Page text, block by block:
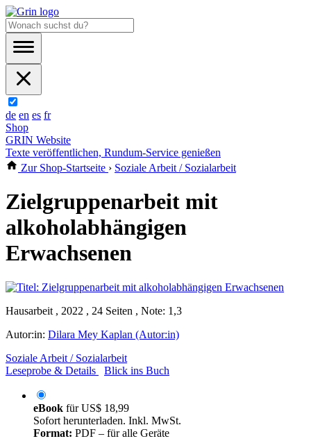
de en es fr
Shop
GRIN Website
Texte veröffentlichen, Rundum-Service genießen
Zur Shop-Startseite › Soziale Arbeit / Sozialarbeit
Zielgruppenarbeit mit
alkoholabhängigen
Erwachsenen
Hausarbeit , 2022 , 24 Seiten , Note: 1,3
Autor:in: Dilara Mey Kaplan (Autor:in)
Soziale Arbeit / Sozialarbeit
Leseprobe & Details
Blick ins Buch
eBook fürUS$ 18,99
Sofort herunterladen. Inkl. MwSt.
Format: PDF – für alle Geräte